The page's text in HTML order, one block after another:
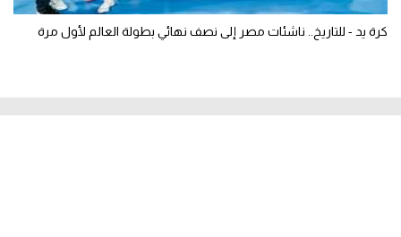
كرة يد - للتاريخ.. ناشئات مصر إلى نصف نهائي بطولة العالم لأول مرة